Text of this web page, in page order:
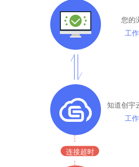
您的
工
知道创宇
工
连接超时